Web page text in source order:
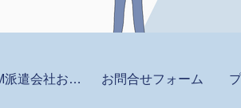
CAD・BIM派遣会社おすすめ お問合せフォーム